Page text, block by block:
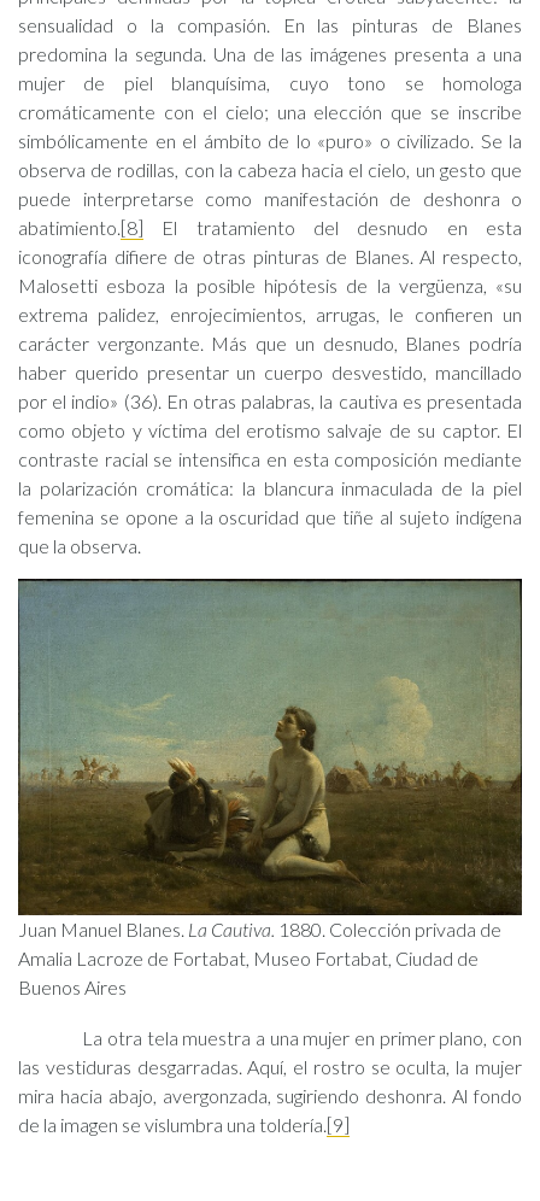
sensualidad o la compasión. En las pinturas de Blanes
predomina la segunda. Una de las imágenes presenta a una
mujer de piel blanquísima, cuyo tono se homologa
cromáticamente con el cielo; una elección que se inscribe
simbólicamente en el ámbito de lo «puro» o civilizado. Se la
observa de rodillas, con la cabeza hacia el cielo, un gesto que
puede interpretarse como manifestación de deshonra o
abatimiento.[8] El tratamiento del desnudo en esta
iconografía difiere de otras pinturas de Blanes. Al respecto,
Malosetti esboza la posible hipótesis de la vergüenza, «su
extrema palidez, enrojecimientos, arrugas, le confieren un
carácter vergonzante. Más que un desnudo, Blanes podría
haber querido presentar un cuerpo desvestido, mancillado
por el indio» (36). En otras palabras, la cautiva es presentada
como objeto y víctima del erotismo salvaje de su captor. El
contraste racial se intensifica en esta composición mediante
la polarización cromática: la blancura inmaculada de la piel
femenina se opone a la oscuridad que tiñe al sujeto indígena
que la observa.
Juan Manuel Blanes. La Cautiva. 1880. Colección privada de
Amalia Lacroze de Fortabat, Museo Fortabat, Ciudad de
Buenos Aires
La otra tela muestra a una mujer en primer plano, con
las vestiduras desgarradas. Aquí, el rostro se oculta, la mujer
mira hacia abajo, avergonzada, sugiriendo deshonra. Al fondo
de la imagen se vislumbra una toldería.[9]